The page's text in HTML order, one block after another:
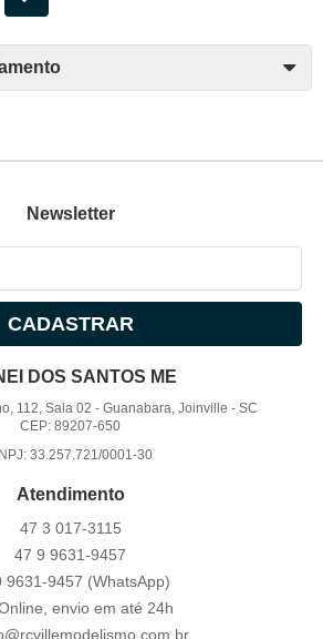
Newsletter
CADASTRAR
DOS SANTOS ME
112, Sala 02 -Guanabara, Joinville -SC
CEP: 89207-650
33.257.721/0001-30
Atendimento
47 3 017-3115
47 9 9631-9457
9631-9457 (WhatsApp)
envio em até 24h